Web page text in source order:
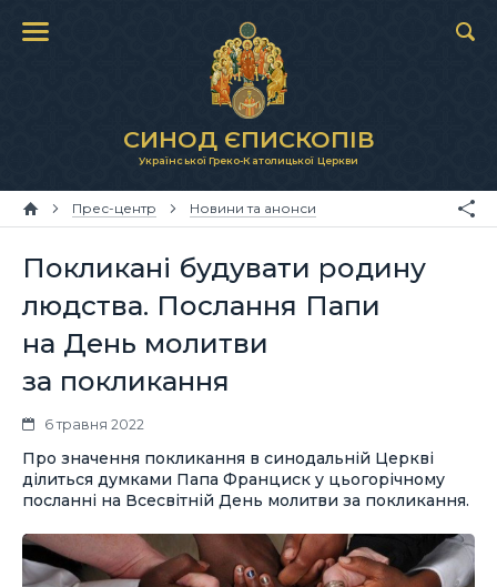
СИНОД ЄПИСКОПІВ
Української Греко-Католицької Церкви
Прес-центр Новини та анонси
Покликані будувати родину
людства. Послання Папи
на День молитви
за покликання
6 травня 2022
Про значення покликання в синодальній Церкві
ділиться думками Папа Франциск у цьогорічному
посланні на Всесвітній День молитви за покликання.